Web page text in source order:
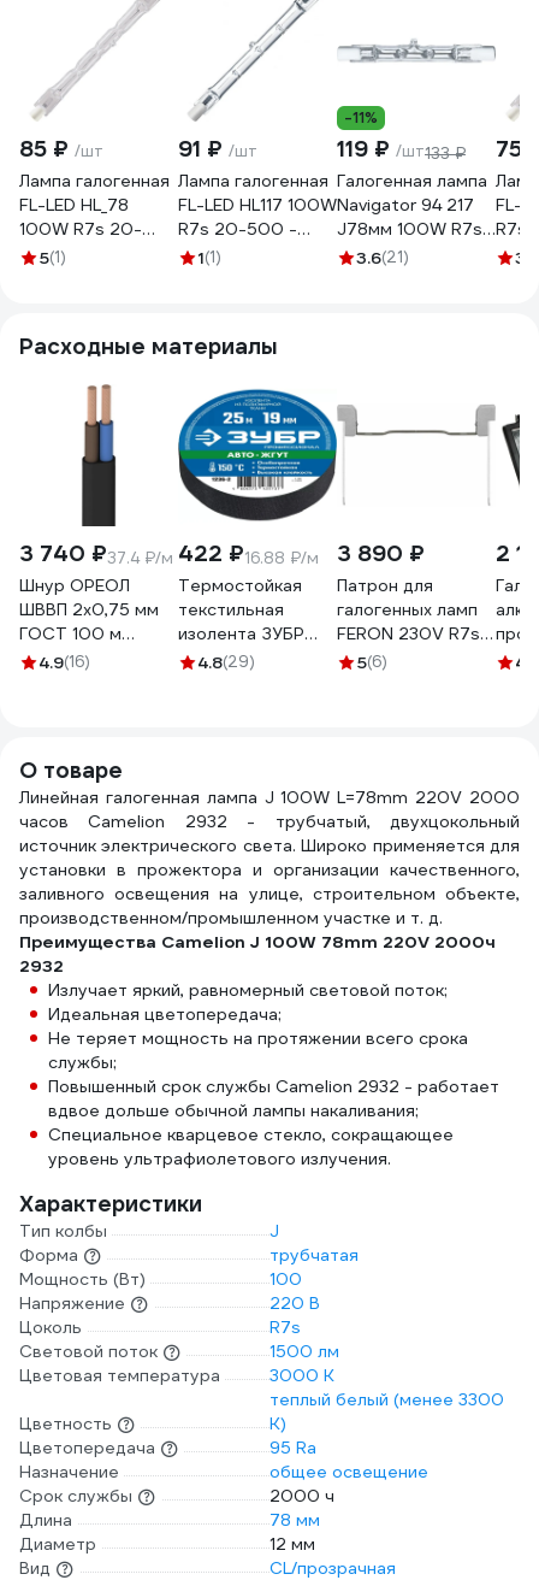
85 ₽ /шт
Лампа галогенная
FL-LED HL_78
100W R7s 20-
500 -
5(1)
91 ₽ /шт
Лампа галогенная
FL-LED HL117 100W
R7s 20-500 -
FOTON_LIGHTING
1(1)
-11%
119 ₽ /шт133 ₽
Галогенная лампа
Navigator 94 217
J78мм 100W R7s
230V 2000h
3.6(21)
75
FL-
R7s
3
Расходные материалы
3 740 ₽37.4 ₽/м
Шнур ОРЕОЛ
ШВВП 2х0,75 мм
ГОСТ 100 м
черный 00-
4.9(16)
422 ₽16.88 ₽/м
Термостойкая
текстильная
изолента ЗУБР
Авто-Жгут 19 мм х
4.8(29)
3 890 ₽
Патрон для
галогенных ламп
FERON 230V R7s
J189/1000W, LH41
5(6)
2
4.5
О товаре
Линейная галогенная лампа J 100W L=78mm 220V 2000
часов Camelion 2932 - трубчатый, двухцокольный
источник электрического света. Широко применяется для
установки в прожектора и организации качественного,
заливного освещения на улице, строительном объекте,
производственном/промышленном участке и т. д.
Преимущества Camelion J 100W 78mm 220V 2000ч
2932
Излучает яркий, равномерный световой поток;
Идеальная цветопередача;
Не теряет мощность на протяжении всего срока
службы;
Повышенный срок службы Camelion 2932 - работает
вдвое дольше обычной лампы накаливания;
Специальное кварцевое стекло, сокращающее
уровень ультрафиолетового излучения.
Характеристики
Тип колбы
J
Форма
трубчатая
Мощность (Вт)
100
Напряжение
220 В
Цоколь
R7s
Световой поток
1500 лм
Цветовая температура
3000 К
Цветность
теплый белый (менее 3300
К)
Цветопередача
95 Ra
Назначение
общее освещение
Срок службы
2000 ч
Длина
78 мм
Диаметр
12 мм
Вид
CL/прозрачная